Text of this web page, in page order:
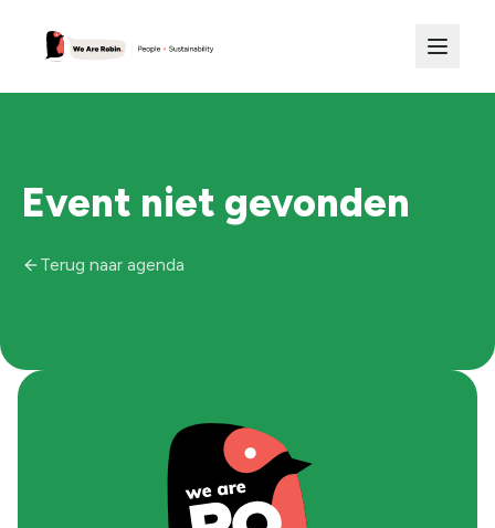
Event niet gevonden
Terug naar agenda